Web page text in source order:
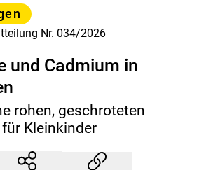
Nr. 034/2026
und Cadmium in
rohen, geschroteten
Kleinkinder